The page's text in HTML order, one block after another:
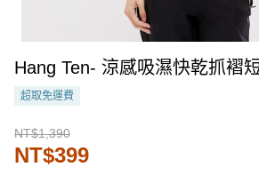
Hang Ten- 涼感吸濕快乾抓褶
超取免運費
NT$1,390
NT$399